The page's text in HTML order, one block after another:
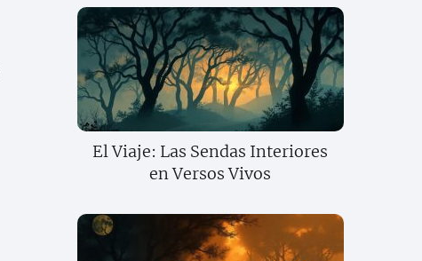
El Viaje: Las Sendas Interiores
en Versos Vivos